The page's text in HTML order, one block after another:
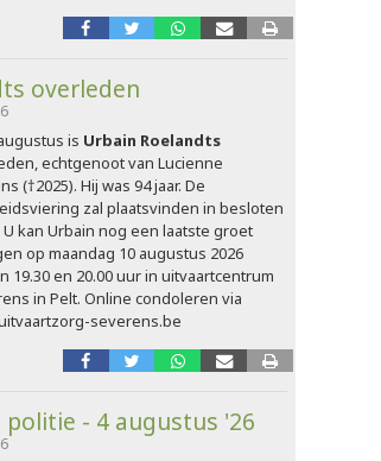
overleden
is Urbain Roelandts
echtgenoot van Lucienne
(†2025). Hij was 94 jaar. De
zal plaatsvinden in besloten
kan Urbain nog een laatste groet
op maandag 10 augustus 2026
19.30 en 20.00 uur in uitvaartcentrum
in Pelt. Online condoleren via
severens.be
- 4 augustus '26